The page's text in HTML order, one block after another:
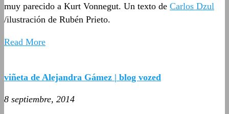
muy parecido a Kurt Vonnegut. Un texto de Carlos Dzul
/ilustración de Rubén Prieto.
Read More
viñeta de Alejandra Gámez | blog vozed
8 septiembre, 2014